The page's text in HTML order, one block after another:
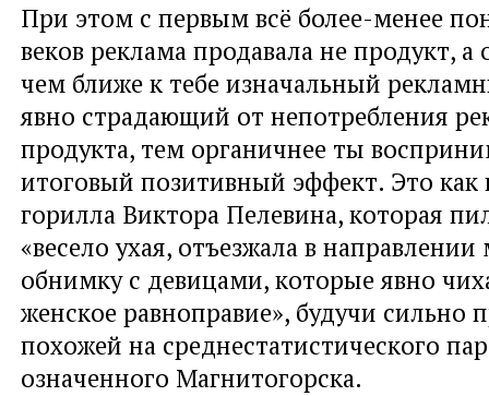
При этом с первым всё более-менее
веков реклама продавала не продукт,
чем ближе к тебе изначальный
явно страдающий от непотребления
продукта, тем органичнее ты
итоговый позитивный эффект. Это как
горилла Виктора Пелевина, которая
«весело ухая, отъезжала в
обнимку с девицами, которые явно
женское равноправие», будучи сильно
похожей на среднестатистического
означенного Магнитогорска.